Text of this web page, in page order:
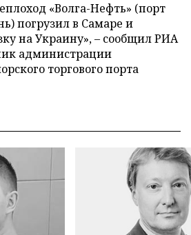
«Волга-Нефть» (порт
погрузил в Самаре и
на Украину», – сообщил РИА
администрации
торгового порта